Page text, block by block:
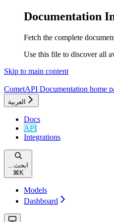
Documentation
Fetch the complete
Use this file to discover all
Skip to main content
CometAPI Documentation home
العربية
Docs
API
Integrations
...ابحث
⌘ K
Models
Dashboard